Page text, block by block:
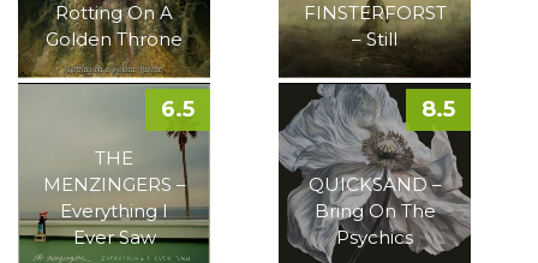
Rotting On A
Golden Throne
FINSTERFORST
– Still
THE
MENZINGERS –
Everything I
Ever Saw
6.5
QUICKSAND –
Bring On The
Psychics
8.5